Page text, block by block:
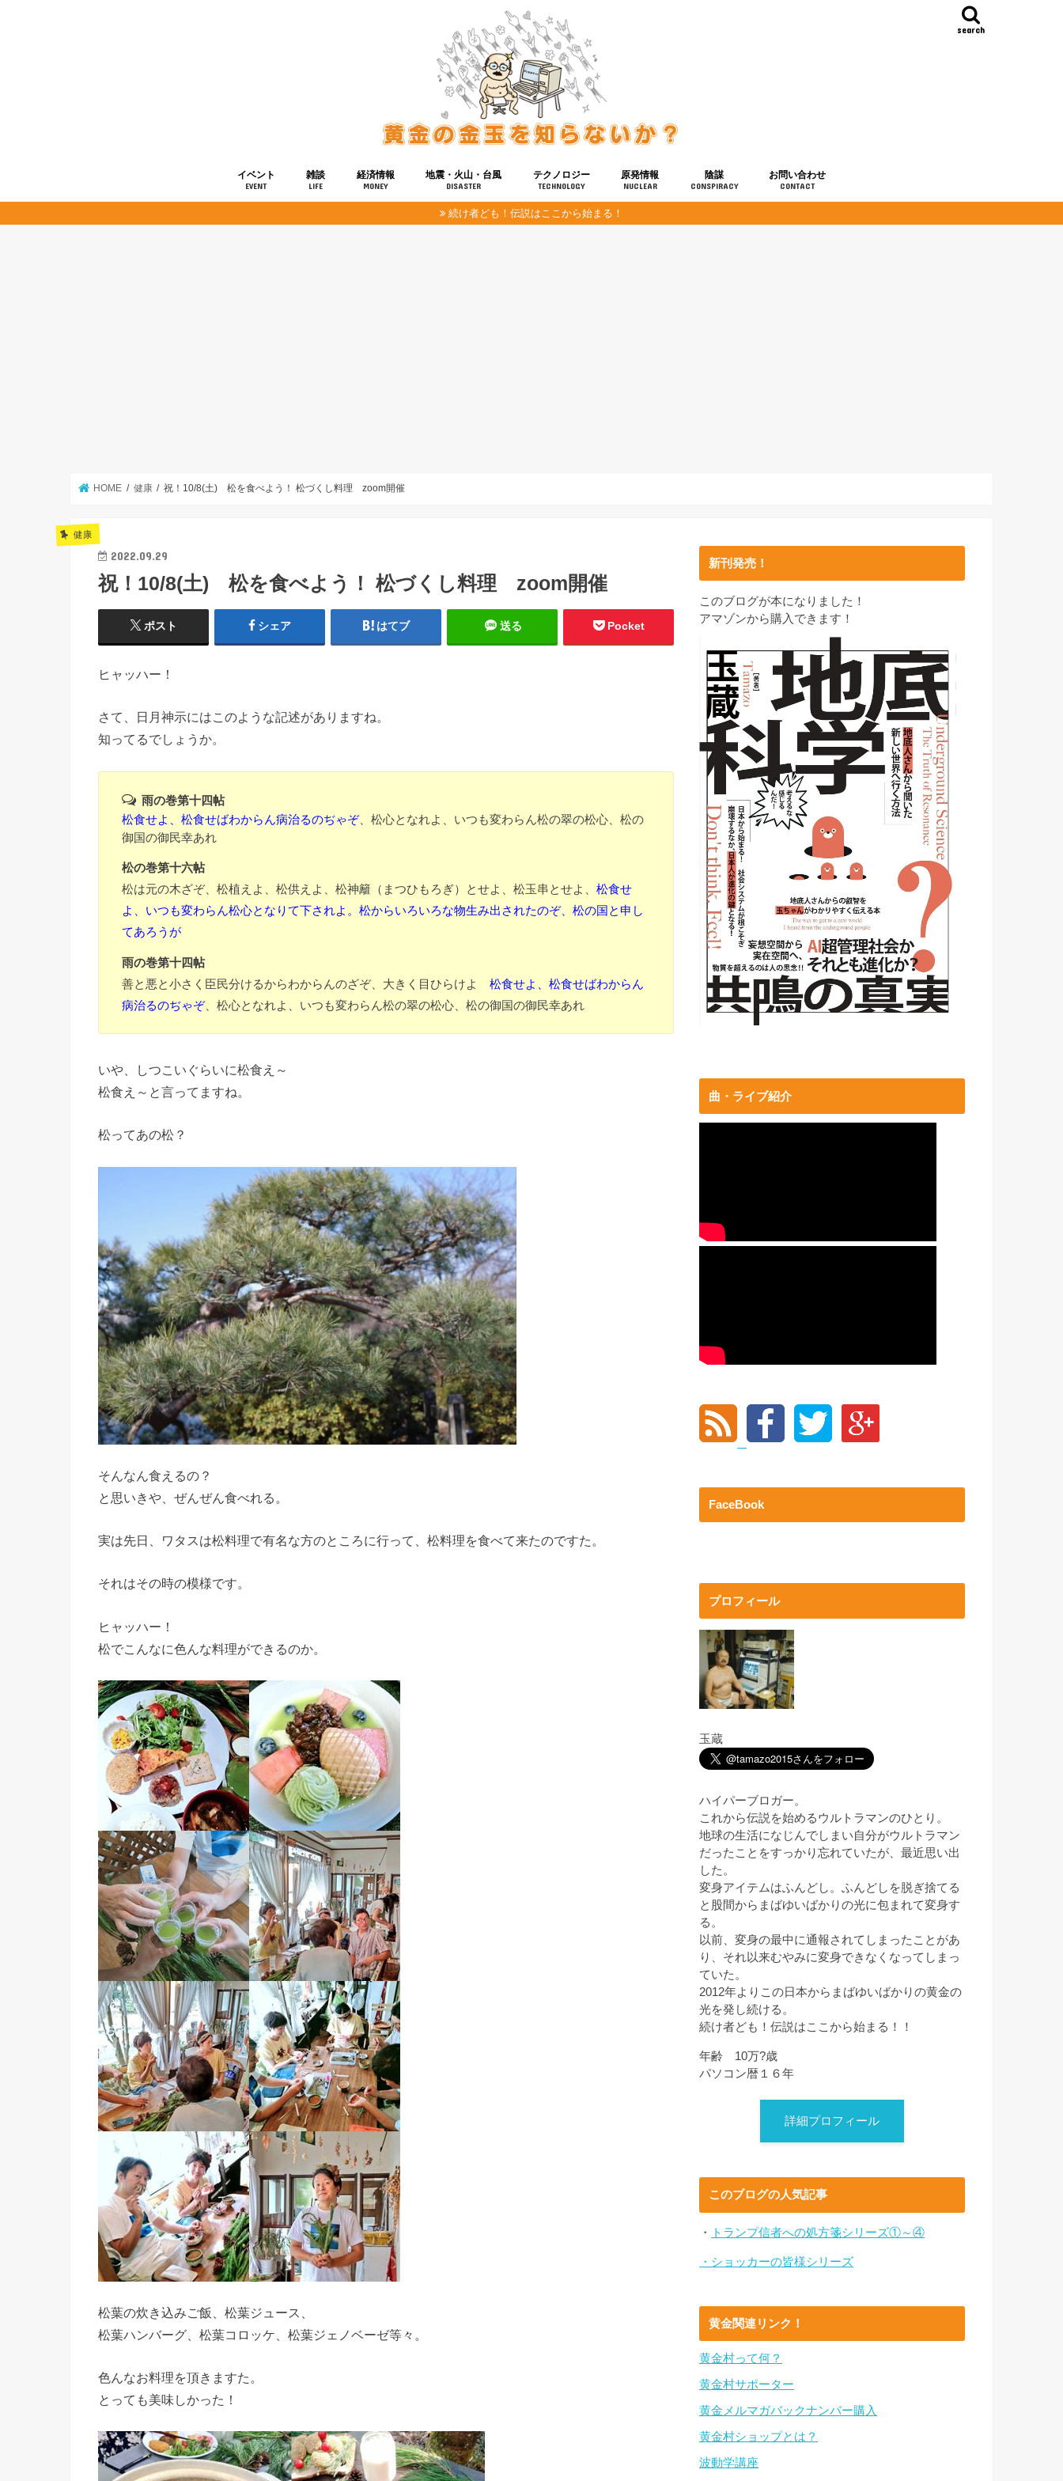
search
イベント
EVENT
雑談
LIFE
経済情報
MONEY
地震・火山・台風
DISASTER
テクノロジー
TECHNOLOGY
健康
宇宙
原発情報
NUCLEAR
陰謀
CONSPIRACY
お問い合わせ
CONTACT
続け者ども！伝説はここから始まる！
HOME 健康 祝！10/8(土) 松を食べよう！ 松づくし料理 zoom開催
健康
2022.09.29
祝！10/8(土) 松を食べよう！ 松づくし料理 zoom開催
ポスト シェア はてブ 送る Pocket
ヒャッハー！
さて、日月神示にはこのような記述がありますね。
知ってるでしょうか。
雨の巻第十四帖
松食せよ、松食せばわからん病治るのぢゃぞ、松心となれよ、いつも変わらん松の翠の松心、松の
御国の御民幸あれ
松の巻第十六帖
松は元の木ざぞ、松植えよ、松供えよ、松神籬（まつひもろぎ）とせよ、松玉串とせよ、松食せ
よ、いつも変わらん松心となりて下されよ。松からいろいろな物生み出されたのぞ、松の国と申し
てあろうが
雨の巻第十四帖
善と悪と小さく臣民分けるからわからんのざぞ、大きく目ひらけよ松食せよ、松食せばわからん
病治るのぢゃぞ、松心となれよ、いつも変わらん松の翠の松心、松の御国の御民幸あれ
いや、しつこいぐらいに松食え～
松食え～と言ってますね。
松ってあの松？
そんなん食えるの？
と思いきや、ぜんぜん食べれる。
実は先日、ワタスは松料理で有名な方のところに行って、松料理を食べて来たのですた。
それはその時の模様です。
ヒャッハー！
松でこんなに色んな料理ができるのか。
松葉の炊き込みご飯、松葉ジュース、
松葉ハンバーグ、松葉コロッケ、松葉ジェノベーゼ等々。
色んなお料理を頂きますた。
とっても美味しかった！
新刊発売！
このブログが本になりました！
アマゾンから購入できます！
曲・ライブ紹介
FaceBook
プロフィール
玉蔵
ハイパーブロガー。
これから伝説を始めるウルトラマンのひとり。
地球の生活になじんでしまい自分がウルトラマン
だったことをすっかり忘れていたが、最近思い出
した。
変身アイテムはふんどし。ふんどしを脱ぎ捨てる
と股間からまばゆいばかりの光に包まれて変身す
る。
以前、変身の最中に通報されてしまったことがあ
り、それ以来むやみに変身できなくなってしまっ
ていた。
2012年よりこの日本からまばゆいばかりの黄金の
光を発し続ける。
続け者ども！伝説はここから始まる！！
年齢 10万?歳
パソコン暦１６年
詳細プロフィール
このブログの人気記事
・ トランプ信者への処方箋シリーズ①～④
・ショッカーの皆様シリーズ
黄金関連リンク！
黄金村って何？
黄金村サポーター
黄金メルマガバックナンバー購入
黄金村ショップとは？
波動学講座